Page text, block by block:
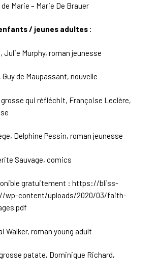
Marie – Marie De Brauer
/ jeunes adultes :
Julie Murphy, roman jeunesse
Guy de Maupassant, nouvelle
grosse qui réfléchit, Françoise Leclère,
Delphine Pessin, roman jeunesse
Sauvage, comics
gratuitement : https://bliss-
wp-content/uploads/2020/03/faith-
Walker, roman young adult
patate, Dominique Richard,